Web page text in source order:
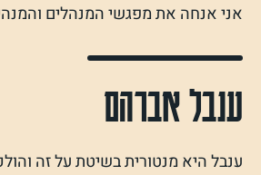
אני אנחה את מפגשי המנהלים
ענבל אברהם
ענבל היא מנטורית בשיטת על זה